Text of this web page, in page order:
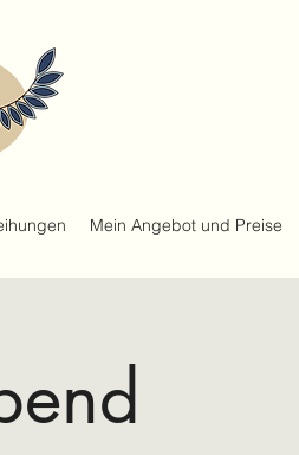
Mein Angebot und Preise